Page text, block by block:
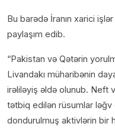
Bu barədə İranın xarici
paylaşım edib.
“Pakistan və Qətərin
Livandakı müharibənin
irəliləyiş əldə olunub. Neft
tətbiq edilən rüsumlar ləğv
dondurulmuş aktivlərin bir